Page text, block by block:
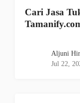
Cari Jasa
Aljuni
Jul 22,